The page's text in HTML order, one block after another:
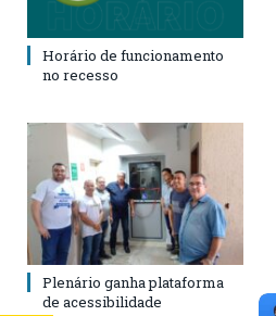
Horário de funcionamento
no recesso
Plenário ganha plataforma
de acessibilidade